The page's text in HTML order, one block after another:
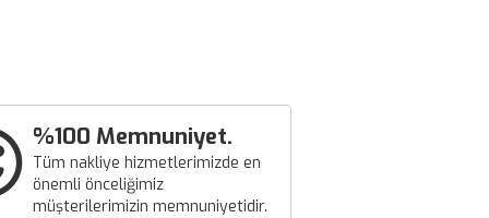
%100 Memnuniyet.
Tüm nakliye hizmetlerimizde en
önemli önceliğimiz
müşterilerimizin memnuniyetidir.